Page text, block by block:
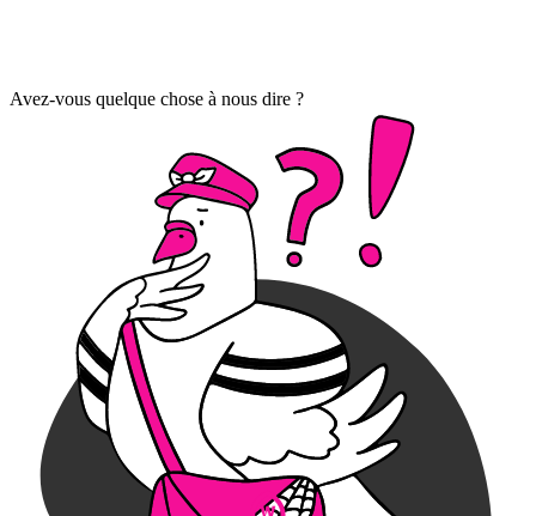
Avez-vous quelque chose à nous dire ?